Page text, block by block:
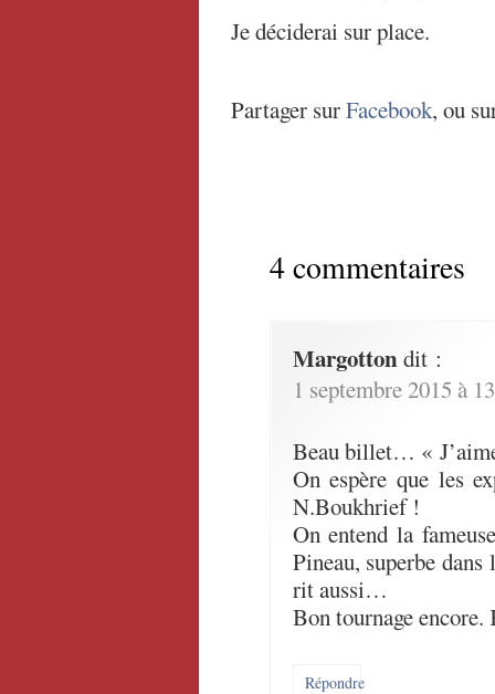
Je déciderai sur place.
Partager surFacebook, ou
4 commentaires
Margottondit :
1 septembre 2015 à
Beau billet… «
On espère que les
N.Boukhrief !
On entend la
Pineau, superbe
rit aussi…
Bon tournage encore.
Répondre